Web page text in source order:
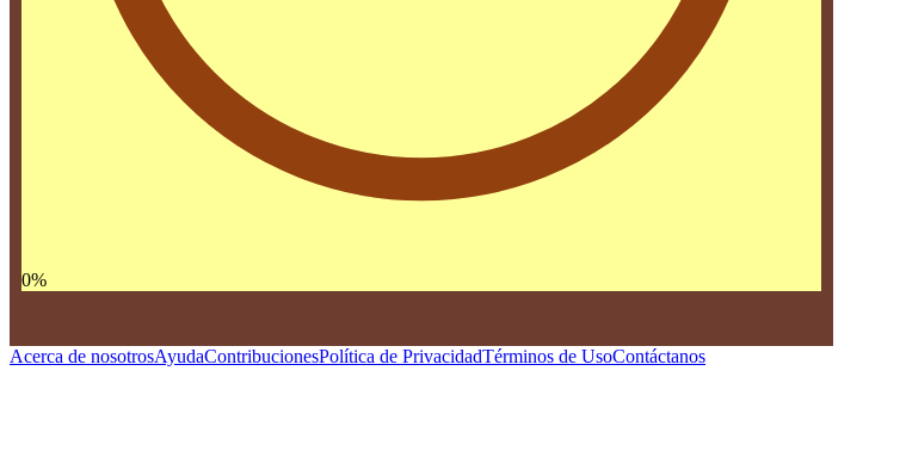
0%
Acerca de nosotrosAyudaContribucionesPolítica de PrivacidadTérminos de UsoContáctanos